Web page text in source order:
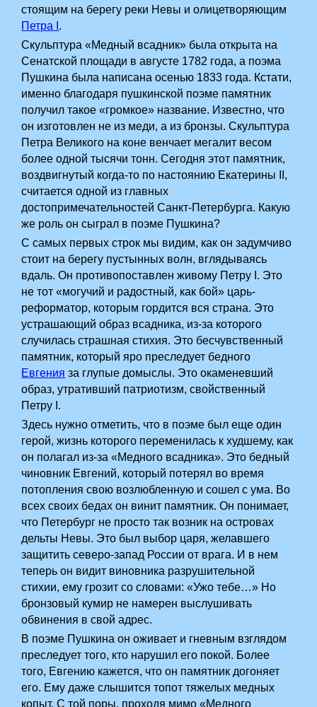
стоящим на берегу реки Невы и олицетворяющим
Петра I .
Скульптура «Медный всадник» была открыта на
Сенатской площади в августе 1782 года, а поэма
Пушкина была написана осенью 1833 года. Кстати,
именно благодаря пушкинской поэме памятник
получил такое «громкое» название. Известно, что
он изготовлен не из меди, а из бронзы. Скульптура
Петра Великого на коне венчает мегалит весом
более одной тысячи тонн. Сегодня этот памятник,
воздвигнутый когда-то по настоянию Екатерины II,
считается одной из главных
достопримечательностей Санкт-Петербурга. Какую
же роль он сыграл в поэме Пушкина?
С самых первых строк мы видим, как он задумчиво
стоит на берегу пустынных волн, вглядываясь
вдаль. Он противопоставлен живому Петру I. Это
не тот «могучий и радостный, как бой» царь-
реформатор, которым гордится вся страна. Это
устрашающий образ всадника, из-за которого
случилась страшная стихия. Это бесчувственный
памятник, который яро преследует бедного
Евгения за глупые домыслы. Это окаменевший
образ, утративший патриотизм, свойственный
Петру I.
Здесь нужно отметить, что в поэме был еще один
герой, жизнь которого переменилась к худшему, как
он полагал из-за «Медного всадника». Это бедный
чиновник Евгений, который потерял во время
потопления свою возлюбленную и сошел с ума. Во
всех своих бедах он винит памятник. Он понимает,
что Петербург не просто так возник на островах
дельты Невы. Это был выбор царя, желавшего
защитить северо-запад России от врага. И в нем
теперь он видит виновника разрушительной
стихии, ему грозит со словами: «Ужо тебе…» Но
бронзовый кумир не намерен выслушивать
обвинения в свой адрес.
В поэме Пушкина он оживает и гневным взглядом
преследует того, кто нарушил его покой. Более
того, Евгению кажется, что он памятник догоняет
его. Ему даже слышится топот тяжелых медных
копыт. С той поры, проходя мимо «Медного